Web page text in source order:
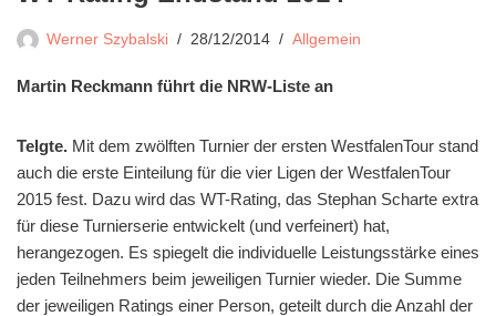
Werner Szybalski 28/12/2014 Allgemein
Martin Reckmann führt die NRW-Liste an
Telgte. Mit dem zwölften Turnier der ersten WestfalenTour stand
auch die erste Einteilung für die vier Ligen der WestfalenTour
2015 fest. Dazu wird das WT-Rating, das Stephan Scharte extra
für diese Turnierserie entwickelt (und verfeinert) hat,
herangezogen. Es spiegelt die individuelle Leistungsstärke eines
jeden Teilnehmers beim jeweiligen Turnier wieder. Die Summe
der jeweiligen Ratings einer Person, geteilt durch die Anzahl der